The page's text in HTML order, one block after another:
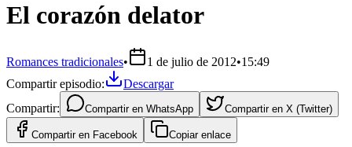
El corazón delator
Romances tradicionales• 1 de julio de 2012•15:49
Compartir episodio:
Descargar
Compartir:
Compartir en WhatsApp Compartir en X (Twitter)
Compartir en Facebook Copiar enlace